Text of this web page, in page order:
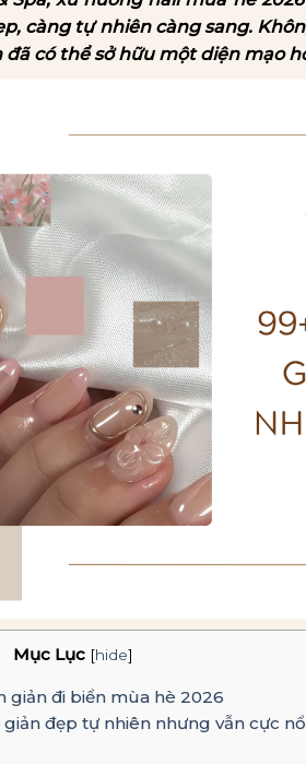
càng tự nhiên càng sang.
có thể sở hữu một diện mạo
Mục Lục [hide]
giản đi biển mùa hè 2026
giản đẹp tự nhiên nhưng vẫn cực